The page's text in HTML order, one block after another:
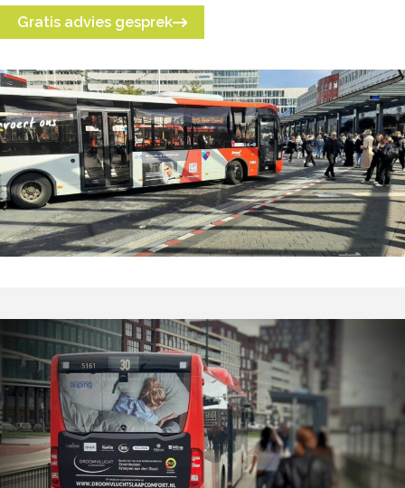
Gratis advies gesprek